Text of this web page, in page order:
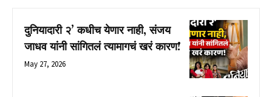
दुनियादारी २’ कधीच येणार नाही, संजय
जाधव यांनी सांगितलं त्यामागचं खरं कारण!
May 27, 2026